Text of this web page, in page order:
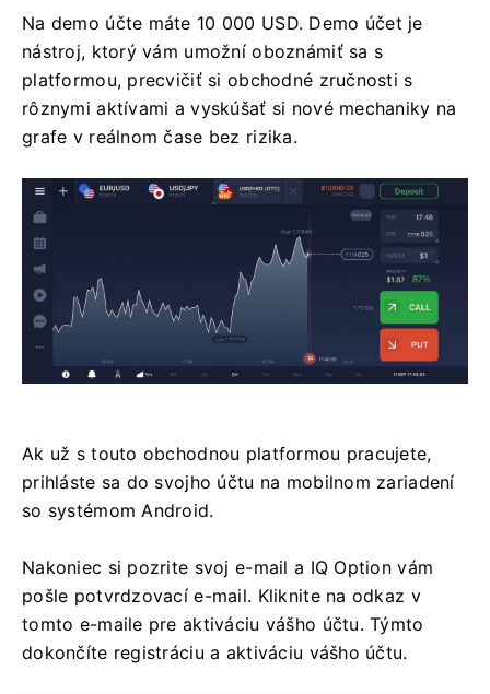
Na demo účte máte 10 000 USD. Demo účet je
nástroj, ktorý vám umožní oboznámiť sa s
platformou, precvičiť si obchodné zručnosti s
rôznymi aktívami a vyskúšať si nové mechaniky na
grafe v reálnom čase bez rizika.
Ak už s touto obchodnou platformou pracujete,
prihláste sa do svojho účtu na mobilnom zariadení
so systémom Android.
Nakoniec si pozrite svoj e-mail a IQ Option vám
pošle potvrdzovací e-mail. Kliknite na odkaz v
tomto e-maile pre aktiváciu vášho účtu. Týmto
dokončíte registráciu a aktiváciu vášho účtu.